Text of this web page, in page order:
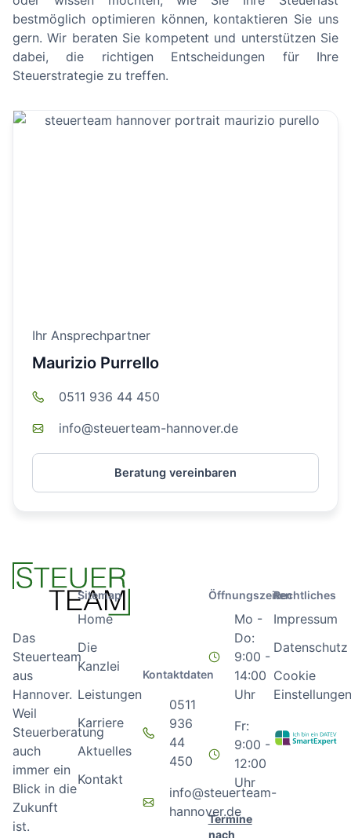
bestmöglich optimieren können, kontaktieren Sie uns
gern. Wir beraten Sie kompetent und unterstützen Sie
dabei, die richtigen Entscheidungen für Ihre
Steuerstrategie zu treffen.
Ihr Ansprechpartner
Maurizio Purrello
0511 936 44 450
info@steuerteam-hannover.de
Beratung vereinbaren
Das
Steuerteam
aus
Hannover.
Weil
Steuerberatung
auch
immer ein
Blick in die
Zukunft
ist.
Sitemap
Home
Die
Kanzlei
Leistungen
Karriere
Aktuelles
Kontakt
Kontaktdaten
0511
936
44
450
info@steuerteam-
hannover.de
Öffnungszeiten
Mo -
Do:
9:00 -
14:00
Uhr
Fr:
9:00 -
12:00
Uhr
Termine
nach
Rechtliches
Impressum
Datenschutz
Cookie
Einstellungen